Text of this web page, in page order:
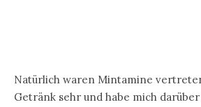
Natürlich waren Mintamine
Getränk sehr und habe mich